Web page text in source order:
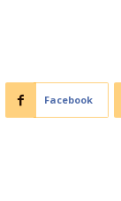
Facebook